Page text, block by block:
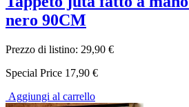
nero 90CM
Prezzo di listino: 29,90 €
Special Price 17,90 €
Aggiungi al carrello